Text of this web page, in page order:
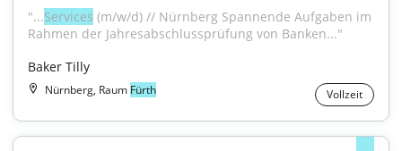
"...Services (m/w/d) // Nürnberg Spannende Aufgaben im
Rahmen der Jahresabschlussprüfung von Banken..."
Baker Tilly
Nürnberg, Raum Fürth Vollzeit